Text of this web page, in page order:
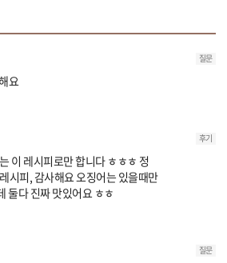
질문
요
후기
이 레시피로만 합니다 ㅎㅎㅎ 정
시피, 감사해요 오징어는 있을때만
둘다 진짜 맛있어요 ㅎㅎ
질문